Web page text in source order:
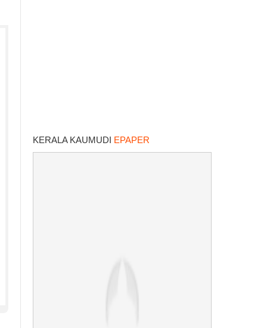
KERALA KAUMUDI EPAPER